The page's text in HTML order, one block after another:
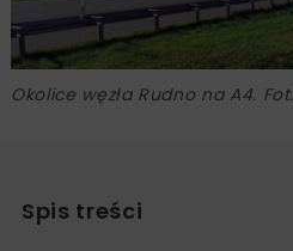
Okolice węzła Rudno na A4.
Spis treści